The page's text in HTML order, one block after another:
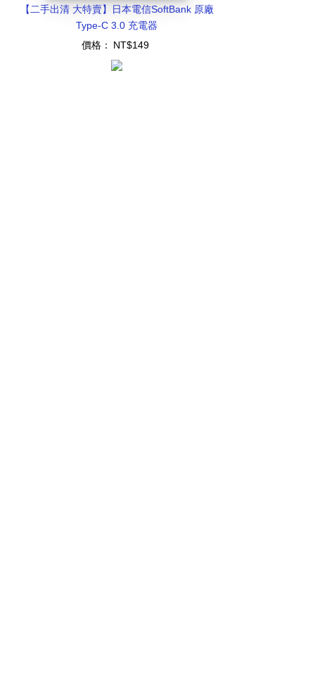
【二手出清 大特賣】日本電信SoftBank 原廠
Type-C 3.0 充電器
價格：
NT$149